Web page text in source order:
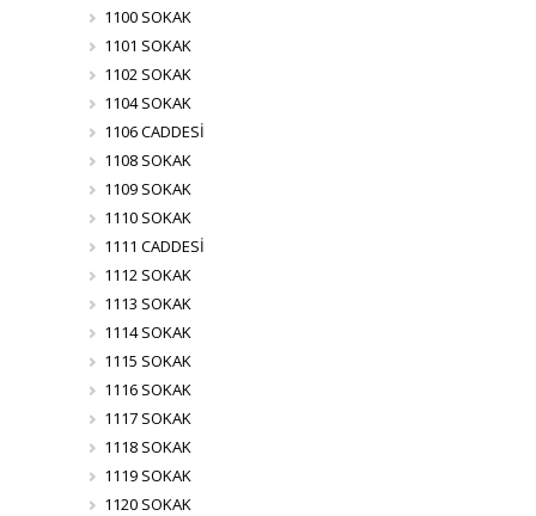
1100 SOKAK
1101 SOKAK
1102 SOKAK
1104 SOKAK
1106 CADDESİ
1108 SOKAK
1109 SOKAK
1110 SOKAK
1111 CADDESİ
1112 SOKAK
1113 SOKAK
1114 SOKAK
1115 SOKAK
1116 SOKAK
1117 SOKAK
1118 SOKAK
1119 SOKAK
1120 SOKAK